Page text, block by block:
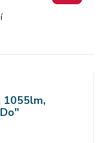
1055lm,